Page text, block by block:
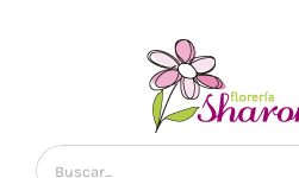
Buscar: